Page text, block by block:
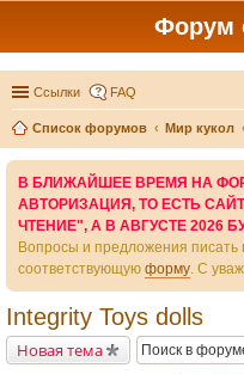
Форум
Ссылки FAQ
Список форумов Мир кукол
В БЛИЖАЙШЕЕ ВРЕМЯ НА
АВТОРИЗАЦИЯ, ТО ЕСТЬ
ЧТЕНИЕ", А В АВГУСТЕ 2026
Вопросы и предложения писать
соответствующую форму. С
Integrity Toys dolls
Новая тема